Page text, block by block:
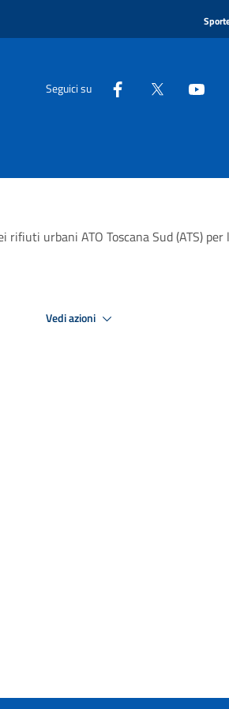
Seguici su
urbani ATO Toscana Sud (ATS)
Vedi azioni